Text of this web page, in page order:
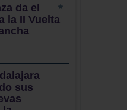
da el
la II Vuelta
sus